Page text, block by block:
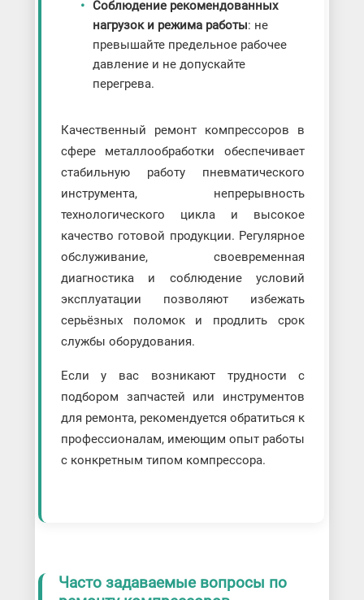
Соблюдение рекомендованных
нагрузок и режима работы: не
превышайте предельное рабочее
давление и не допускайте
перегрева.
Качественный ремонт компрессоров в
сфере металлообработки обеспечивает
стабильную работу пневматического
инструмента, непрерывность
технологического цикла и высокое
качество готовой продукции. Регулярное
обслуживание, своевременная
диагностика и соблюдение условий
эксплуатации позволяют избежать
серьёзных поломок и продлить срок
службы оборудования.
Если у вас возникают трудности с
подбором запчастей или инструментов
для ремонта, рекомендуется обратиться к
профессионалам, имеющим опыт работы
с конкретным типом компрессора.
Часто задаваемые вопросы по